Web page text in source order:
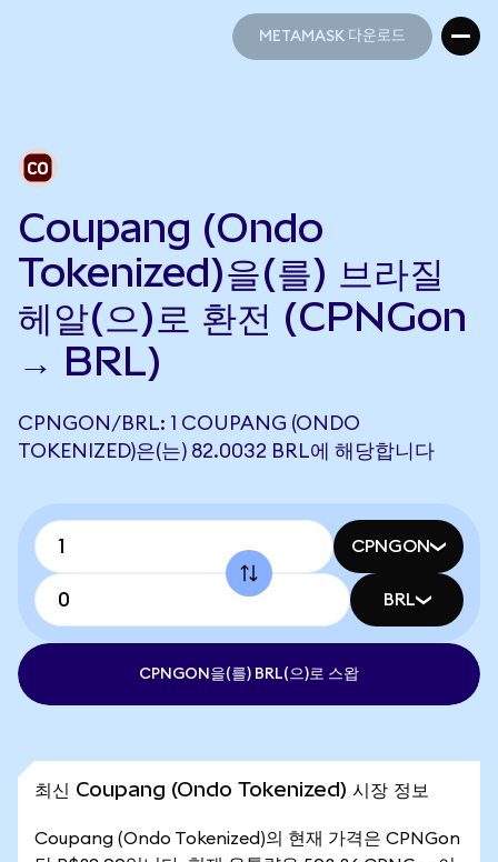
METAMASK 다운로드
Coupang (Ondo
Tokenized)을(를) 브라질
헤알(으)로 환전 (CPNGon
→ BRL)
CPNGON/BRL: 1 COUPANG (ONDO
TOKENIZED)은(는) 82.0032 BRL에 해당합니다
CPNGON
BRL
CPNGON을(를) BRL(으)로 스왑
최신 Coupang (Ondo Tokenized) 시장 정보
Coupang (Ondo Tokenized)의 현재 가격은 CPNGon